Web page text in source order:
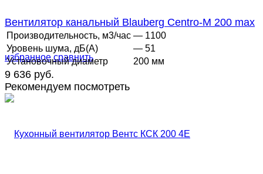
избранное сравнить
Вентилятор канальный Blauberg Centro-M 200 max
Производительность, м3/час — 1100
Уровень шума, дБ(А)
— 51
Установочный диаметр
200 мм
9 636 руб.
Рекомендуем посмотреть